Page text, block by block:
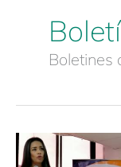
Boletines
Boletín
de